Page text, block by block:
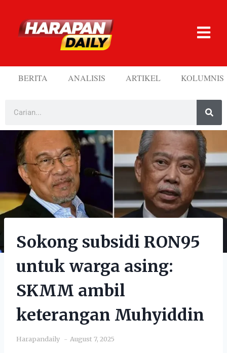
BERITA ANALISIS ARTIKEL KOLUMNIS
Sokong subsidi RON95
untuk warga asing:
SKMM ambil
keterangan Muhyiddin
Harapandaily August 7, 2025